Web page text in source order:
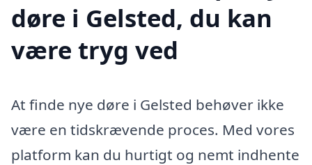
døre i Gelsted, du kan
være tryg ved
At finde nye døre i Gelsted behøver ikke
være en tidskrævende proces. Med vores
platform kan du hurtigt og nemt indhente